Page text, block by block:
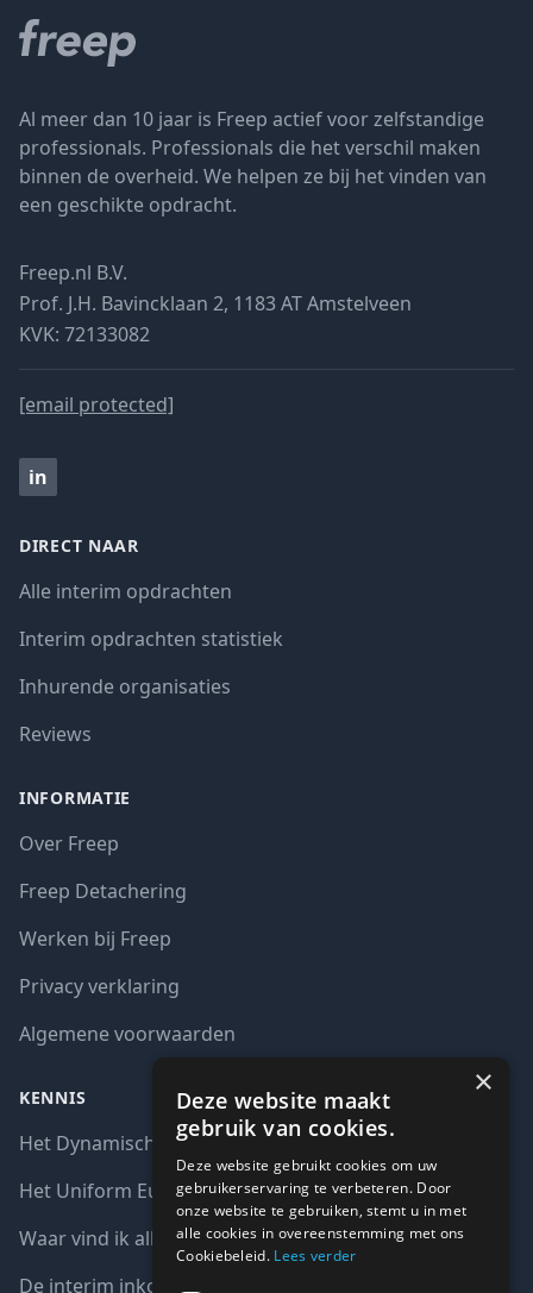
Al meer dan 10 jaar is Freep actief voor zelfstandige
professionals. Professionals die het verschil maken
binnen de overheid. We helpen ze bij het vinden van
een geschikte opdracht.
Freep.nl B.V.
Prof. J.H. Bavincklaan 2, 1183 AT Amstelveen
KVK: 72133082
[email protected]
in
DIRECT NAAR
Alle interim opdrachten
Interim opdrachten statistiek
Inhurende organisaties
Reviews
INFORMATIE
Over Freep
Freep Detachering
Werken bij Freep
Privacy verklaring
Algemene voorwaarden
KENNIS
Het Dynamisch aankoopsysteem (DAS)
Het Uniform Europees Aanbestedingsdocument (UEA)
Waar vind ik alle interim opdrachten bij de overheid?
De interim inkoop markt in cijfers
×
Deze website maakt
gebruik van cookies.
Deze website gebruikt cookies om uw
gebruikerservaring te verbeteren. Door
onze website te gebruiken, stemt u in met
alle cookies in overeenstemming met ons
Cookiebeleid. Lees verder